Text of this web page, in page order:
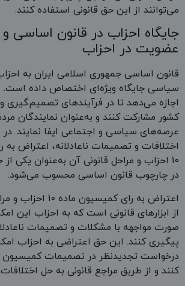
می‌توانند از این حق قانونی استفاده کنند.
جایگاه احزاب در قانون اساسی و
عضویت در احزاب
قانون اساسی جمهوری اسلامی ایران به
سیاسی جایگاه ویژه‌ای اختصاص داده است.
اجازه می‌دهد تا در فرآیندهای
کشور مشارکت کنند و به‌عنوان نمایندگان
عرصه‌های سیاسی و اجتماعی ایفا نمایند. در
اختلافات و تصمیمات ناعادلانه، اعتراض
10 احزاب و مراحل قانونی آن به‌عنوان یکی
در چارچوب قانون اساسی محسوب می‌شود.
اعتراض به رای
از ابزارهای قانونی است که به احزاب این
صورت مواجهه با مشکلات و تصمیمات
پیگیری کنند. این حق اعتراضی به احزاب
کنند و از طریق مراجع قانونی به حل اختلافات